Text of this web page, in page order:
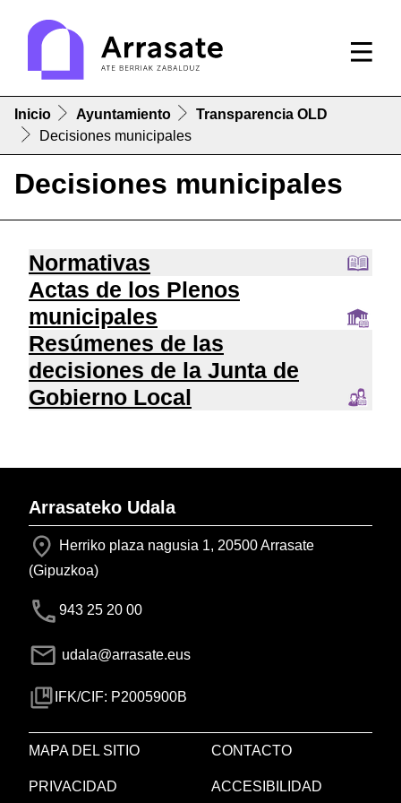
Inicio Ayuntamiento
Transparencia OLD
Decisiones municipales
Decisiones municipales
Normativas
Actas de los Plenos
municipales
Resúmenes de las
decisiones de la Junta de
Gobierno Local
Arrasateko Udala
Herriko plaza nagusia 1, 20500 Arrasate
(Gipuzkoa)
943 25 20 00
udala@arrasate.eus
IFK/CIF: P2005900B
MAPA DEL SITIO CONTACTO
PRIVACIDAD ACCESIBILIDAD